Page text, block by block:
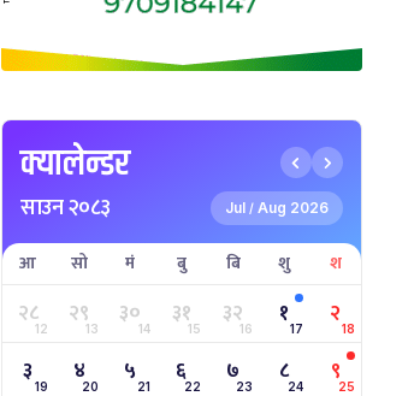
क्यालेन्डर
साउन २०८३ Jul / Aug 2026
आ सो मं बु बि शु श
२८12 २९13 ३०14 ३१15 ३२16 १17 २18
३ 19 ४20 ५ 21 ६22 ७23 ८24 ९25